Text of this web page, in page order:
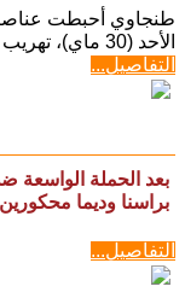
طنجاوي أحبطت عناصر
الأحد (30 ماي)، تهريب شحنة من المخدرات. وقدر مصدر
التفاصيل...
بعد الحملة الواسعة
براسنا وديما محكورين
التفاصيل...